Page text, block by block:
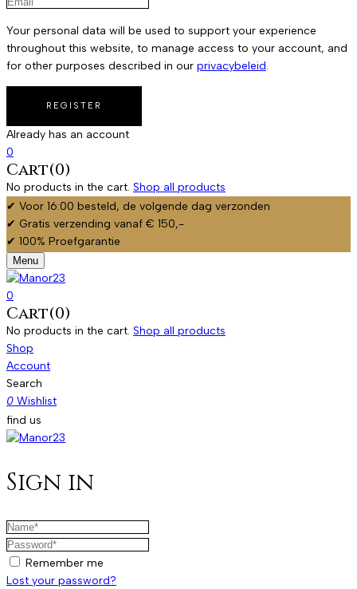
Your personal data will be used to support your experience
throughout this website, to manage access to your account, and
for other purposes described in our privacybeleid.
Already has an account
0
Cart(0)
No products in the cart. Shop all products
✔ Voor 16:00 besteld, de volgende dag verzonden
✔ Gratis verzending vanaf € 150,-
✔ 100% Proefgarantie
Menu
0
Cart(0)
No products in the cart. Shop all products
Shop
Account
Search
0 Wishlist
find us
Sign in
Remember me
Lost your password?